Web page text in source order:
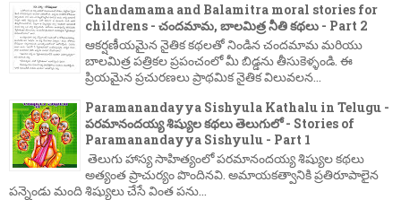
Chandamama and Balamitra moral stories for
childrens - చందమామ, బాలమిత్ర నీతి కథలు - Part 2
ఆకర్షణీయమైన నైతిక కథలతో నిండిన చందమామ మరియు
బాలమిత్ర పత్రికల ప్రపంచంలో మీ బిడ్డను తీసుకెళ్ళండి. ఈ
ప్రియమైన ప్రచురణలు ప్రాథమిక నైతిక విలువలన...
Paramanandayya Sishyula Kathalu in Telugu -
పరమానందయ్య శిష్యుల కథలు తెలుగులో - Stories of
Paramanandayya Sishyulu - Part 1
తెలుగు హాస్య సాహిత్యంలో పరమానందయ్య శిష్యుల కథలు
అత్యంత ప్రాచుర్యం పొందినవి. అమాయకత్వానికి ప్రతిరూపాలైన
పన్నెండు మంది శిష్యులు చేసే వింత పను...